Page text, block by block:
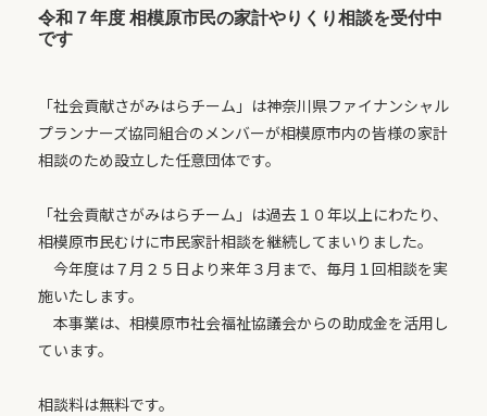
令和７年度 相模原市民の家計やりくり相談を受付中
です
「社会貢献さがみはらチーム」は神奈川県ファイナンシャル
プランナーズ協同組合のメンバーが相模原市内の皆様の家計
相談のため設立した任意団体です。
「社会貢献さがみはらチーム」は過去１０年以上にわたり、
相模原市民むけに市民家計相談を継続してまいりました。
今年度は７月２５日より来年３月まで、毎月１回相談を実
施いたします。
本事業は、相模原市社会福祉協議会からの助成金を活用し
ています。
相談料は無料です。